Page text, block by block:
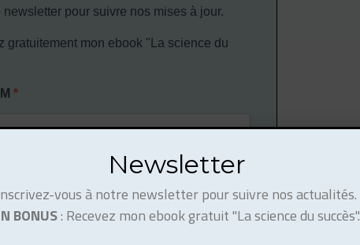
newsletter pour suivre nos mises à jour.
gratuitement mon ebook "La science du
avant de publier votre formulaire..
adresse EMAIL pour vous inscrire
Newsletter
vous à notre newsletter pour suivre nos actualités.
BONUS: Recevez mon ebook gratuit "La science du succès".